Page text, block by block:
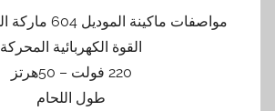
مواصفات ماكينة الموديل 604 ماركة المهندس منسى
القوة الكهربائية المحركة
220 فولت – 50هرتز
طول اللحام